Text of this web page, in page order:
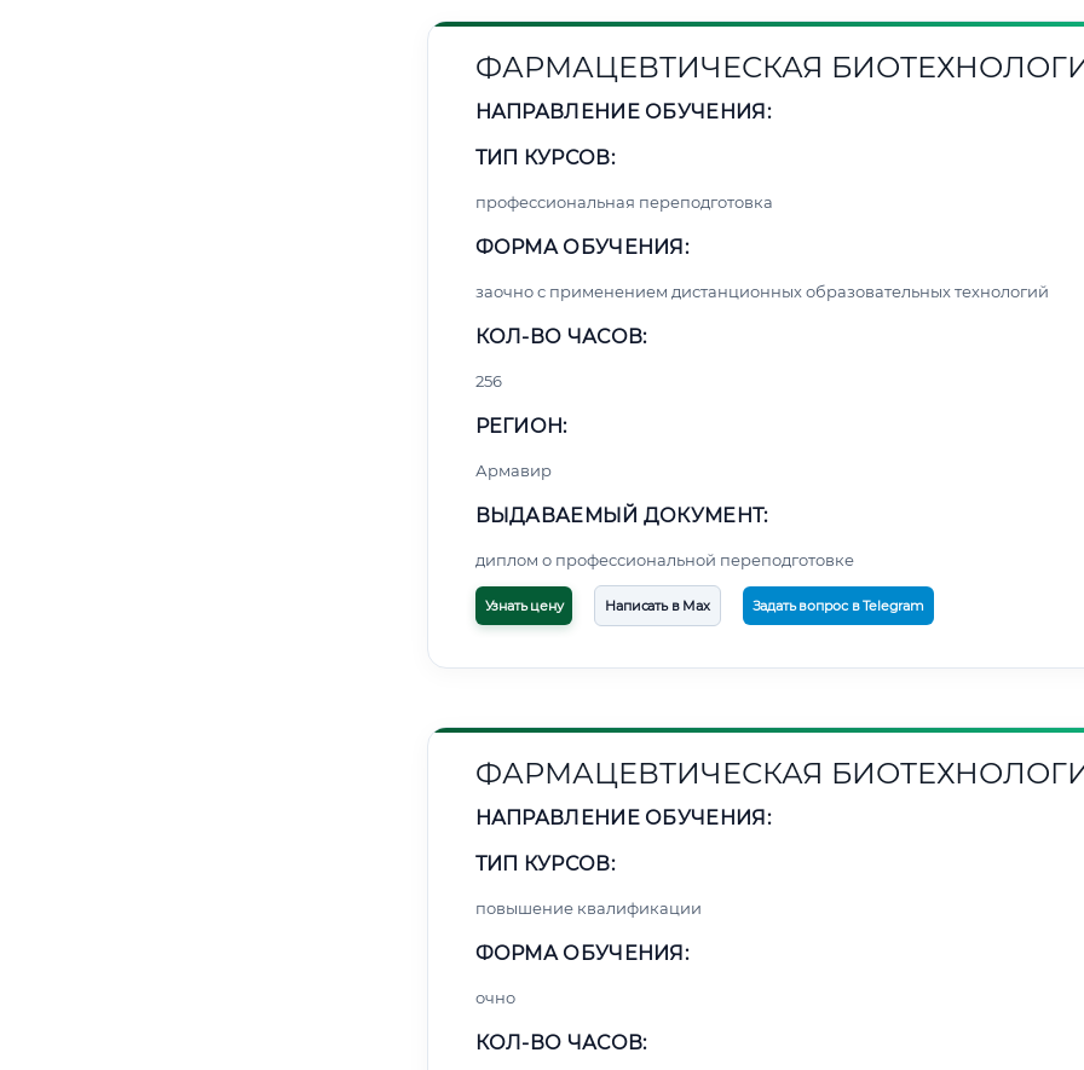
ФАРМАЦЕВТИЧЕСКАЯ
НАПРАВЛЕНИЕ ОБУЧЕНИЯ:
ТИП КУРСОВ:
профессиональная переподготовка
ФОРМА ОБУЧЕНИЯ:
заочно с применением дистанционных образовательных технологий
КОЛ-ВО ЧАСОВ:
256
РЕГИОН:
Армавир
ВЫДАВАЕМЫЙ ДОКУМЕНТ:
диплом о профессиональной переподготовке
Узнать цену Написать в Max Задать вопрос в Telegram
ФАРМАЦЕВТИЧЕСКАЯ
НАПРАВЛЕНИЕ ОБУЧЕНИЯ:
ТИП КУРСОВ:
повышение квалификации
ФОРМА ОБУЧЕНИЯ:
очно
КОЛ-ВО ЧАСОВ: